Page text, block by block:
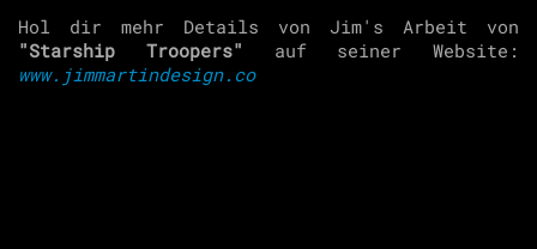
Hol dir mehr Details von Jim's Arbeit von
"Starship Troopers" auf seiner Website:
www.jimmartindesign.co